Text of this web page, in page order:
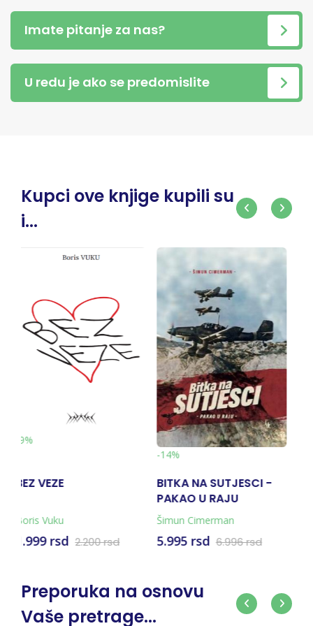
Imate pitanje za nas?
U redu je ako se predomislite
Kupci ove knjige kupili su
i...
BITKA NA SUTJESCI -
(KNJIGA + KARTA)
Šimun Cimerman
5.995 rsd 6.996 rsd
-10%
VOLI ME VIŠE OD SVEGA
NA SVIJETU
Mira Furlan
1.793 rsd 1.991 rsd
Preporuka na osnovu
Vaše pretrage...